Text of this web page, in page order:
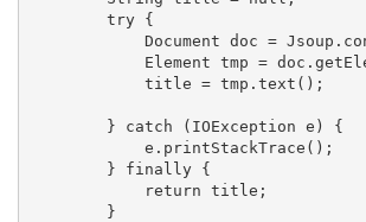
try {
Document doc =
Element tmp =
title = tmp.text();
} catch (IOException e) {
e.printStackTrace();
} finally {
return title;
}